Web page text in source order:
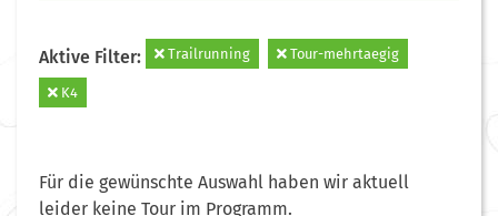
Aktive Filter: Trailrunning Tour-mehrtaegig
K4
Für die gewünschte Auswahl haben wir aktuell
leider keine Tour im Programm.